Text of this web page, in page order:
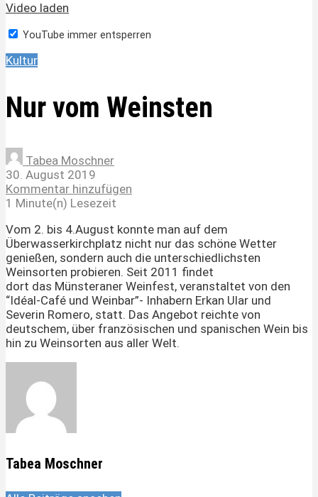
Video laden
YouTube immer entsperren
Kultur
Nur vom Weinsten
Tabea Moschner
30. August 2019
Kommentar hinzufügen
1 Minute(n) Lesezeit
Vom 2. bis 4.August konnte man auf dem
Überwasserkirchplatz nicht nur das schöne Wetter
genießen, sondern auch die unterschiedlichsten
Weinsorten probieren. Seit 2011 findet
dort das Münsteraner Weinfest, veranstaltet von den
“Idéal-Café und Weinbar”- Inhabern Erkan Ular und
Severin Romero, statt. Das Angebot reichte von
deutschem, über französischen und spanischen Wein bis
hin zu Weinsorten aus aller Welt.
Tabea Moschner